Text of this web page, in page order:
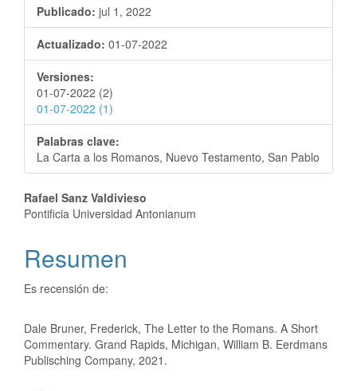
Publicado: jul 1, 2022
Actualizado: 01-07-2022
Versiones:
01-07-2022 (2)
01-07-2022 (1)
Palabras clave:
La Carta a los Romanos, Nuevo Testamento, San Pablo
Rafael Sanz Valdivieso
Pontificia Universidad Antonianum
Resumen
Es recensión de:
Dale Bruner, Frederick, The Letter to the Romans. A Short
Commentary. Grand Rapids, Michigan, William B. Eerdmans
Publisching Company, 2021.